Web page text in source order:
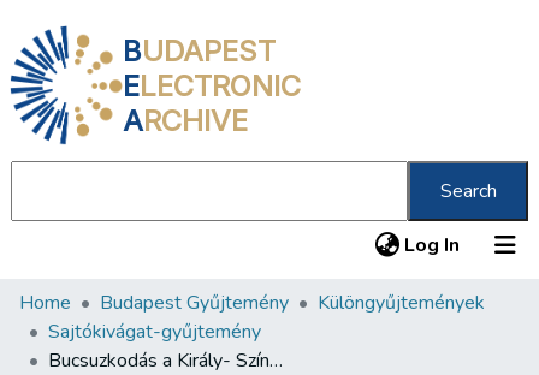
BUDAPEST
ELECTRONIC
ARCHIVE
Search
Log In (current)
Communities & Collections
All of DSpace
Home Budapest Gyűjtemény
Különgyűjtemények
Sajtókivágat-gyűjtemény
Bucsuzkodás a Király- Színházban